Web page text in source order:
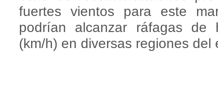
fuertes vientos para este
podrían alcanzar ráfagas
(km/h) en diversas regiones del